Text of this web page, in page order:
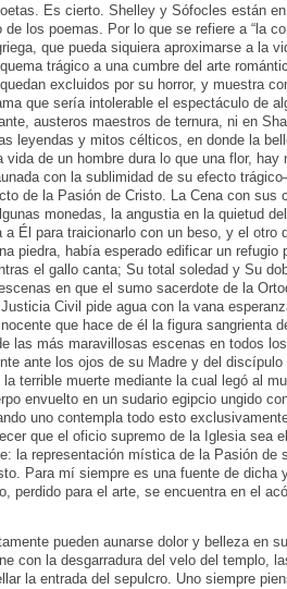
Es cierto. Shelley y Sófocles están
los poemas. Por lo que se refiere a “la
que pueda siquiera aproximarse a la
trágico a una cumbre del arte
excluidos por su horror, y muestra
que sería intolerable el espectáculo de
austeros maestros de ternura, ni en
leyendas y mitos célticos, en donde la
de un hombre dura lo que una flor, hay
con la sublimidad de su efecto
de la Pasión de Cristo. La Cena con sus
monedas, la angustia en la quietud
Él para traicionarlo con un beso, y el otro
piedra, había esperado edificar un refugio
el gallo canta; Su total soledad y Su
en que el sumo sacerdote de la
Civil pide agua con la vana
que hace de él la figura sangrienta
las más maravillosas escenas en todos
ante los ojos de su Madre y del discípulo
terrible muerte mediante la cual legó al
envuelto en un sudario egipcio ungido
uno contempla todo esto
que el oficio supremo de la Iglesia sea
la representación mística de la Pasión de
Para mí siempre es una fuente de dicha
perdido para el arte, se encuentra en el
pueden aunarse dolor y belleza en
con la desgarradura del velo del templo,
la entrada del sepulcro. Uno siempre